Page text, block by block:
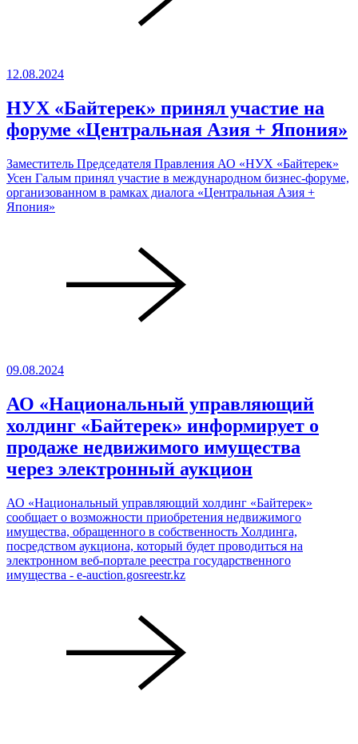
12.08.2024
НУХ «Байтерек» принял участие на
форуме «Центральная Азия + Япония»
Заместитель Председателя Правления АО «НУХ «Байтерек»
Усен Галым принял участие в международном бизнес-форуме,
организованном в рамках диалога «Центральная Азия +
Япония»
09.08.2024
АО «Национальный управляющий
холдинг «Байтерек» информирует о
продаже недвижимого имущества
через электронный аукцион
АО «Национальный управляющий холдинг «Байтерек»
сообщает о возможности приобретения недвижимого
имущества, обращенного в собственность Холдинга,
посредством аукциона, который будет проводиться на
электронном веб-портале реестра государственного
имущества - e-auction.gosreestr.kz